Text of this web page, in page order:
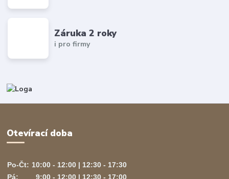
Záruka 2 roky
i pro firmy
Otevírací doba
Po-Čt: 10:00 - 12:00 | 12:30 - 17:30
Pá:
9:00 - 12:00 | 12:30 - 17:00